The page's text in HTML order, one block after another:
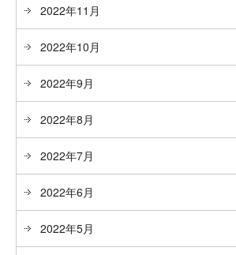
2022年11月
2022年10月
2022年9月
2022年8月
2022年7月
2022年6月
2022年5月